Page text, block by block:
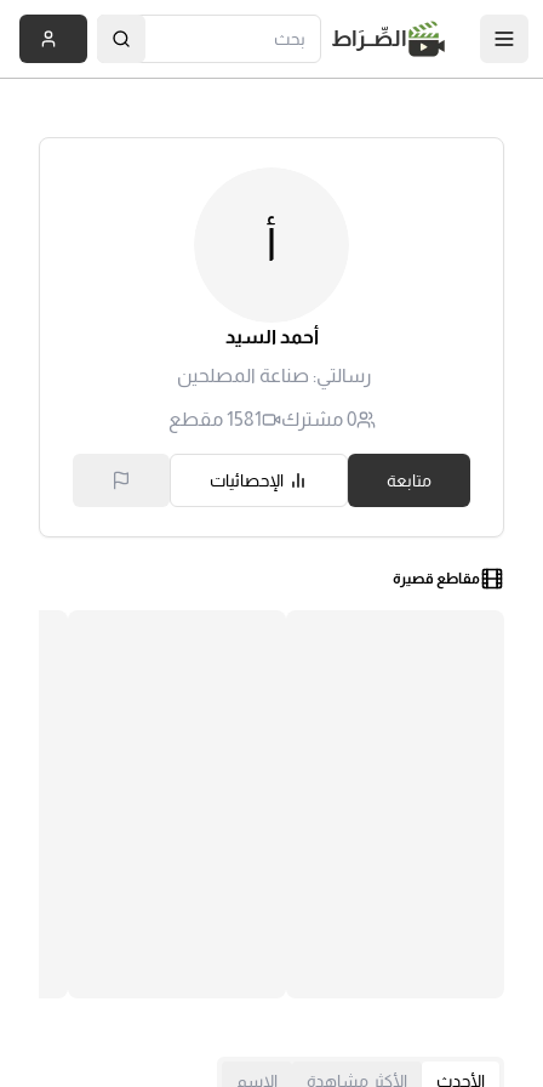
الصِّــرَاط
أ
أحمد السيد
رسالتي: صناعة المصلحين
0مشترك 1581مقطع
متابعة الإحصائيات
مقاطع قصيرة
الإسم الأكثر مشاهدة الأحدث